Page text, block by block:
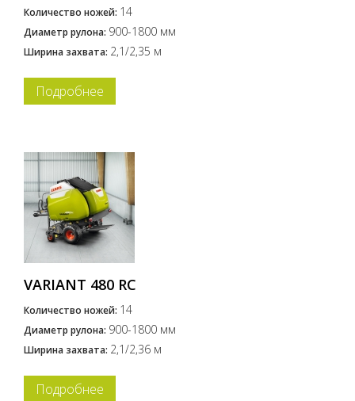
Количество ножей: 14
Диаметр рулона: 900-1800 мм
Ширина захвата: 2,1/2,35 м
Подробнее
VARIANT 480 RC
Количество ножей: 14
Диаметр рулона: 900-1800 мм
Ширина захвата: 2,1/2,36 м
Подробнее